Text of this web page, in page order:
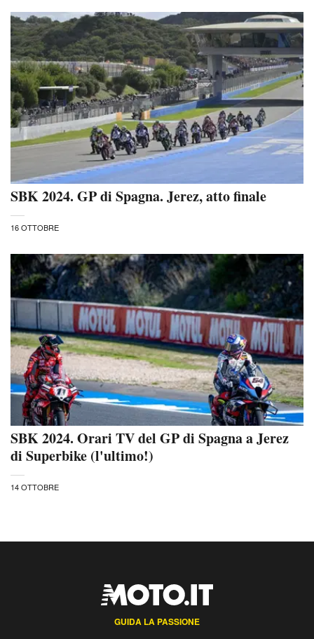
SBK 2024. GP di Spagna. Jerez, atto finale
16 OTTOBRE
SBK 2024. Orari TV del GP di Spagna a Jerez
di Superbike (l'ultimo!)
14 OTTOBRE
GUIDA LA PASSIONE